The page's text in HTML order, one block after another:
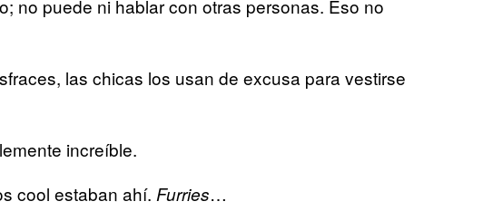
no puede ni hablar con otras personas. Eso no
las chicas los usan de excusa para vestirse
increíble.
cool estaban ahí. Furries…